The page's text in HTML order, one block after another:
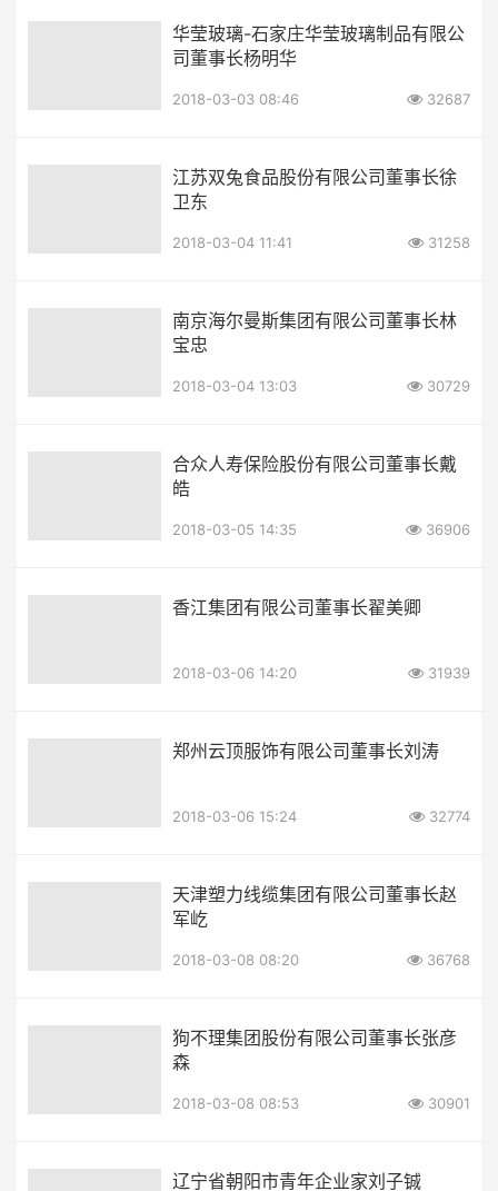
华莹玻璃-石家庄华莹玻璃制品有限公
司董事长杨明华
2018-03-03 08:46 32687
江苏双兔食品股份有限公司董事长徐
卫东
2018-03-04 11:41 31258
南京海尔曼斯集团有限公司董事长林
宝忠
2018-03-04 13:03 30729
合众人寿保险股份有限公司董事长戴
皓
2018-03-05 14:35 36906
香江集团有限公司董事长翟美卿
2018-03-06 14:20 31939
郑州云顶服饰有限公司董事长刘涛
2018-03-06 15:24 32774
天津塑力线缆集团有限公司董事长赵
军屹
2018-03-08 08:20 36768
狗不理集团股份有限公司董事长张彦
森
2018-03-08 08:53 30901
辽宁省朝阳市青年企业家刘子铖